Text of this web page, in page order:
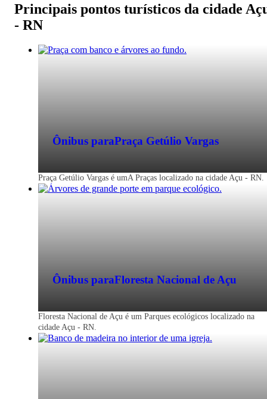
Principais pontos turísticos da cidade
- RN
Ônibus paraPraça Getúlio Vargas
Praça Getúlio Vargas é umA Praças localizado na cidade Açu - RN.
Ônibus paraFloresta Nacional de Açu
Floresta Nacional de Açu é um Parques ecológicos localizado na
cidade Açu - RN.